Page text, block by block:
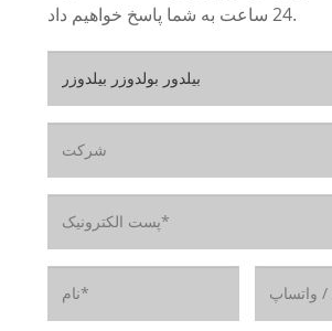
24 ساعت به شما پاسخ خواهیم داد.